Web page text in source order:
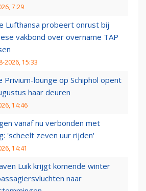
7:29
Lufthansa probeert onrust bij
vakbond over overname TAP
2026, 15:33
Privium-lounge op Schiphol opent
haar deuren
14:46
vanaf nu verbonden met
'scheelt zeven uur rijden'
14:41
Luik krijgt komende winter
naar